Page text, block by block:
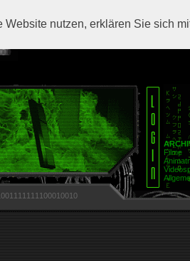
nutzen, erklären Sie sich
Filme